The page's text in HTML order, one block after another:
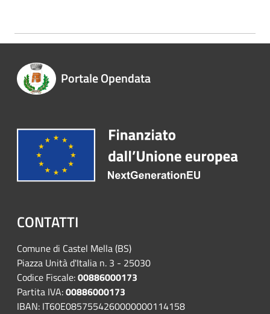
Portale Opendata
CONTATTI
Comune di Castel Mella (BS)
Piazza Unità d'Italia n. 3 - 25030
Codice Fiscale:00886000173
Partita IVA:00886000173
IBAN: IT60E0857554260000000114158